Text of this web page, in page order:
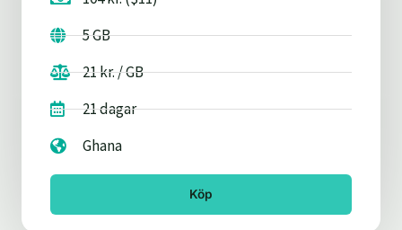
5 GB
21 kr. / GB
21 dagar
Ghana
Köp